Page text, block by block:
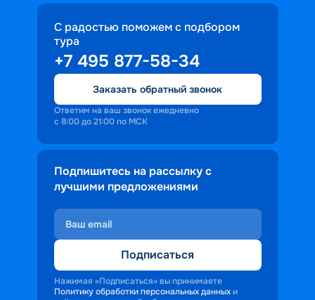
С радостью поможем с подбором
тура
+7 495 877-58-34
Заказать обратный звонок
Ответим на ваш звонок ежедневно
с 8:00 до 21:00 по МСК
Подпишитесь на рассылку с
лучшими предложениями
Подписаться
Нажимая «Подписаться» вы принимаете
Политику обработки персональных данных и